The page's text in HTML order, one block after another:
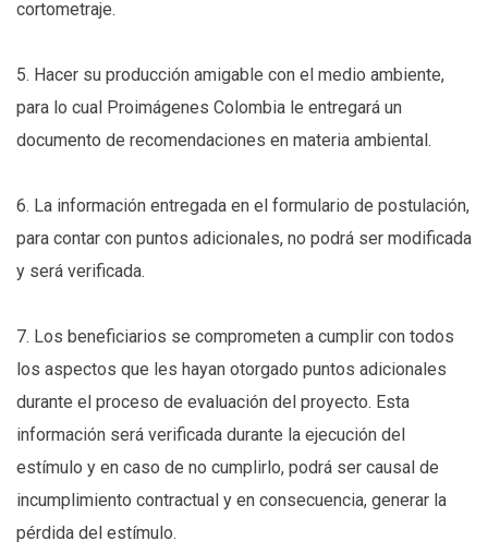
cortometraje.
5. Hacer su producción amigable con el medio ambiente,
para lo cual Proimágenes Colombia le entregará un
documento de recomendaciones en materia ambiental.
6. La información entregada en el formulario de postulación,
para contar con puntos adicionales, no podrá ser modificada
y será verificada.
7. Los beneficiarios se comprometen a cumplir con todos
los aspectos que les hayan otorgado puntos adicionales
durante el proceso de evaluación del proyecto. Esta
información será verificada durante la ejecución del
estímulo y en caso de no cumplirlo, podrá ser causal de
incumplimiento contractual y en consecuencia, generar la
pérdida del estímulo.